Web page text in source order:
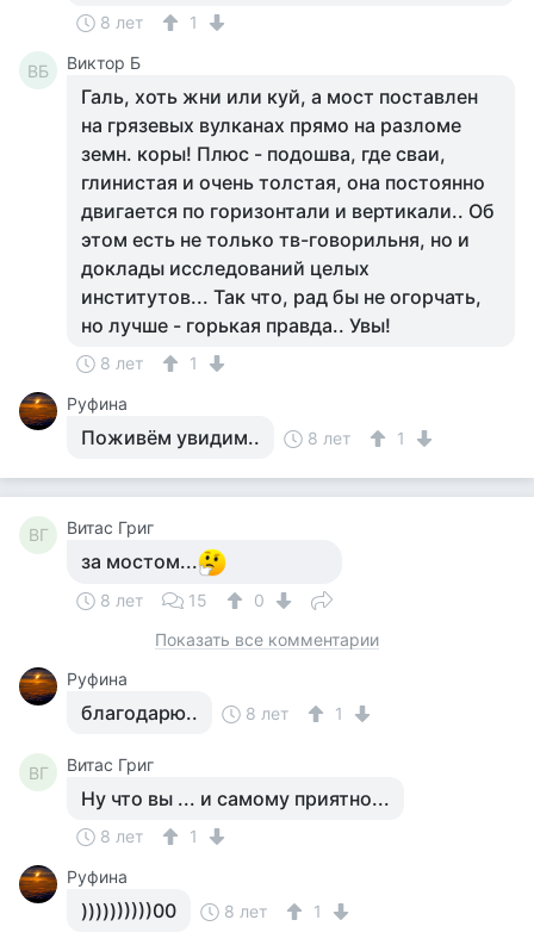
8 лет 1
ВБ Виктор Б
Галь, хоть жни или куй, а мост поставлен
на грязевых вулканах прямо на разломе
земн. коры! Плюс - подошва, где сваи,
глинистая и очень толстая, она постоянно
двигается по горизонтали и вертикали.. Об
этом есть не только тв-говорильня, но и
доклады исследований целых
институтов... Так что, рад бы не огорчать,
но лучше - горькая правда.. Увы!
8 лет
1
Руфина
Поживём увидим.. 8 лет 1
ВГ Витас Григ
за мостом...
8 лет 15
0
Показать все комментарии
Руфина
благодарю.. 8 лет 1
ВГ Витас Григ
Ну что вы ... и самому приятно...
8 лет
1
Руфина
))))))))))00 8 лет 1